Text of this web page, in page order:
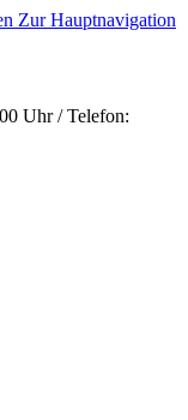
Zur Hauptnavigation
Uhr / Telefon: